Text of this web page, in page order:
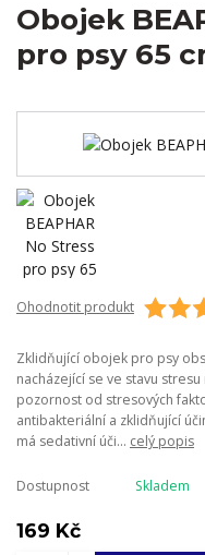
Obojek
pro psy 65
Ohodnotit produkt
Zklidňující obojek pro psy
nacházející se ve stavu
pozornost od stresových
antibakteriální a zklidňující
má sedativní úči... celý popis
Dostupnost Skladem
169 Kč